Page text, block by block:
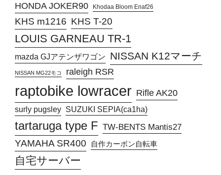
HONDA JOKER90 Khodaa Bloom Enaf26
KHS m1216 KHS T-20
LOUIS GARNEAU TR-1
mazda GJアテンザワゴン NISSAN K12マーチ
NISSAN MG22モコ raleigh RSR
raptobike lowracer Rifle AK20
surly pugsley SUZUKI SEPIA(ca1ha)
tartaruga type F TW-BENTS Mantis27
YAMAHA SR400 自作カーボン自転車
自宅サーバー